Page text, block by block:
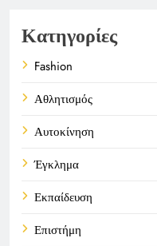
Κατηγορίες
Fashion
Αθλητισμός
Αυτοκίνηση
Έγκλημα
Εκπαίδευση
Επιστήμη